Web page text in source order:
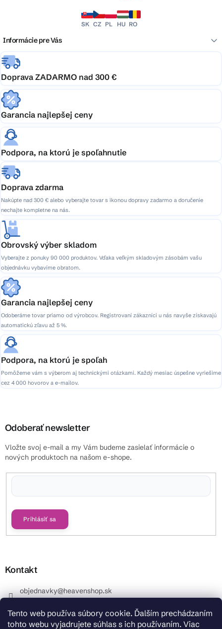
Tento web používa súbory cookie. Ďalším prechádzaním
tohto webu vyjadrujete súhlas s ich používaním. Viac
SK CZ PL HU RO
Informácie pre Vás
Doprava ZADARMO nad 300 €
Garancia najlepšej ceny
Podpora, na ktorú je spoľahnutie
Doprava zdarma
Nakúpte nad 300 € alebo vyberajte tovar s ikonou dopravy zadarmo a doručenie
nechajte kompletne na nás.
Obrovský výber skladom
Vyberajte z ponuky 90 000 produktov. Vďaka veľkým skladovým zásobám vašu
objednávku vybavíme obratom.
Garancia najlepšej ceny
Odoberáme tovar priamo od výrobcov. Registrovaní zákazníci u nás navyše získavajú
automatickú zľavu až 5 %.
Podpora, na ktorú je spoľah
Pomôžeme vám s výberom aj technickými otázkami. Každý mesiac úspešne vyriešime
cez 4 000 hovorov a e-mailov.
Odoberať newsletter
Vložte svoj e-mail a my Vám budeme zasielať informácie o
nových produktoch na našom e-shope.
Prihlásiť sa
Kontakt
objednavky@heavenshop.sk
_Info objednávky : +421 914 399 399 Pracovné dni od
8.00 hod. do 12.00 . REKLAMÁCIE : +421 914 399 399